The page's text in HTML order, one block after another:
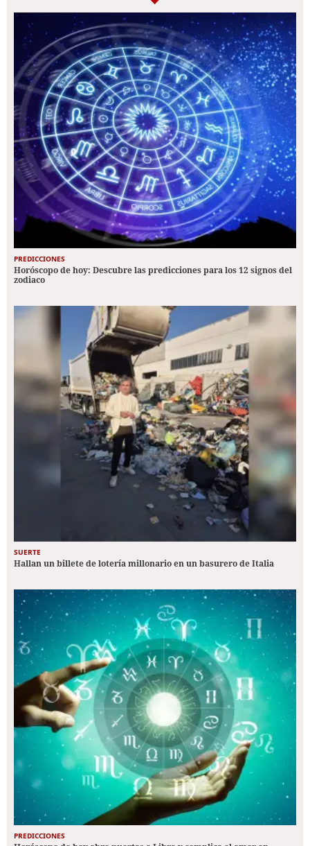
PREDICCIONES
Horóscopo de hoy: Descubre las predicciones para los 12 signos del
zodiaco
SUERTE
Hallan un billete de lotería millonario en un basurero de Italia
PREDICCIONES